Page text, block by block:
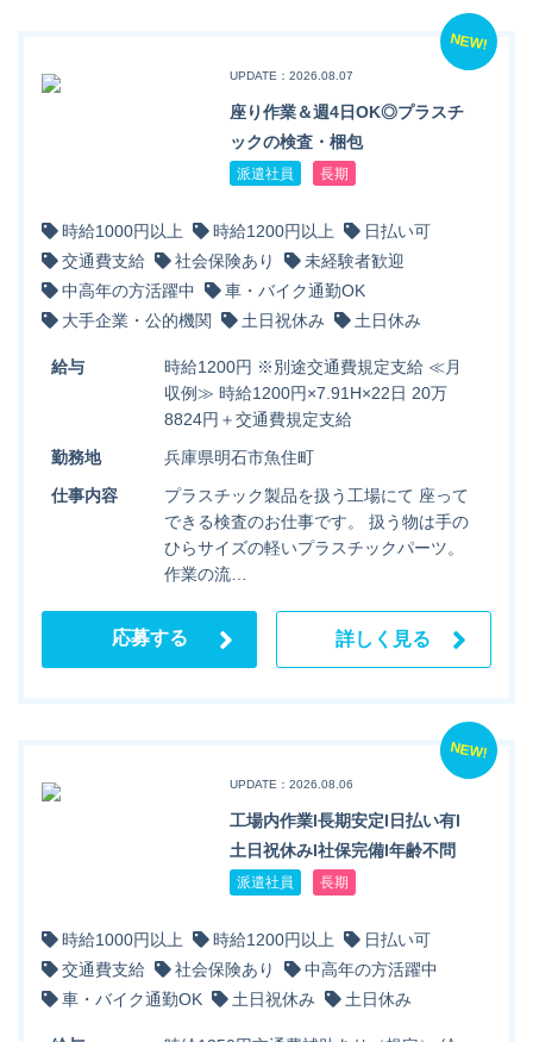
NEW!
UPDATE：2026.08.07
座り作業＆週4日OK◎プラスチ
ックの検査・梱包
派遣社員 長期
時給1000円以上 時給1200円以上
日払い可
交通費支給
社会保険あり
未経験者歓迎
中高年の方活躍中
車・バイク通勤OK
大手企業・公的機関
土日祝休み 土日休み
給与
時給1200円 ※別途交通費規定支給 ≪月
収例≫ 時給1200円×7.91H×22日 20万
8824円＋交通費規定支給
勤務地
兵庫県明石市魚住町
仕事内容
プラスチック製品を扱う工場にて 座って
できる検査のお仕事です。 扱う物は手の
ひらサイズの軽いプラスチックパーツ。
作業の流…
応募する 詳しく見る
NEW!
UPDATE：2026.08.06
工場内作業l長期安定l日払い有l
土日祝休みl社保完備l年齢不問
派遣社員 長期
時給1000円以上 時給1200円以上
日払い可
交通費支給
社会保険あり
中高年の方活躍中
車・バイク通勤OK
土日祝休み 土日休み